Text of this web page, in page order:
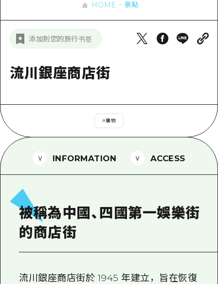
夜晚生活
標準
治癒
宮島周邊
短途旅行
1晚2天
2晚3天
東山口
超值遊覽門票
廣島免費 Wi-Fi
常見問題
照片下載
新聞
HOME 景點
添加到您的旅行书签
流川銀座商店街
#購物
INFORMATION ACCESS
被稱為中國、四國第一娛樂街
的商店街
流川銀座商店街於 1945 年建立，旨在恢復